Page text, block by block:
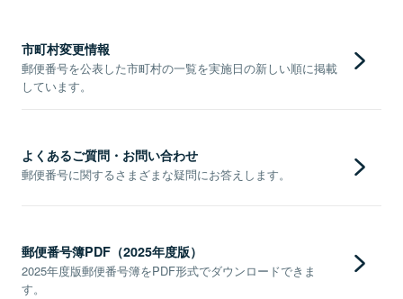
市町村変更情報
郵便番号を公表した市町村の一覧を実施日の新しい順に掲載
しています。
よくあるご質問・お問い合わせ
郵便番号に関するさまざまな疑問にお答えします。
郵便番号簿PDF（2025年度版）
2025年度版郵便番号簿をPDF形式でダウンロードできま
す。